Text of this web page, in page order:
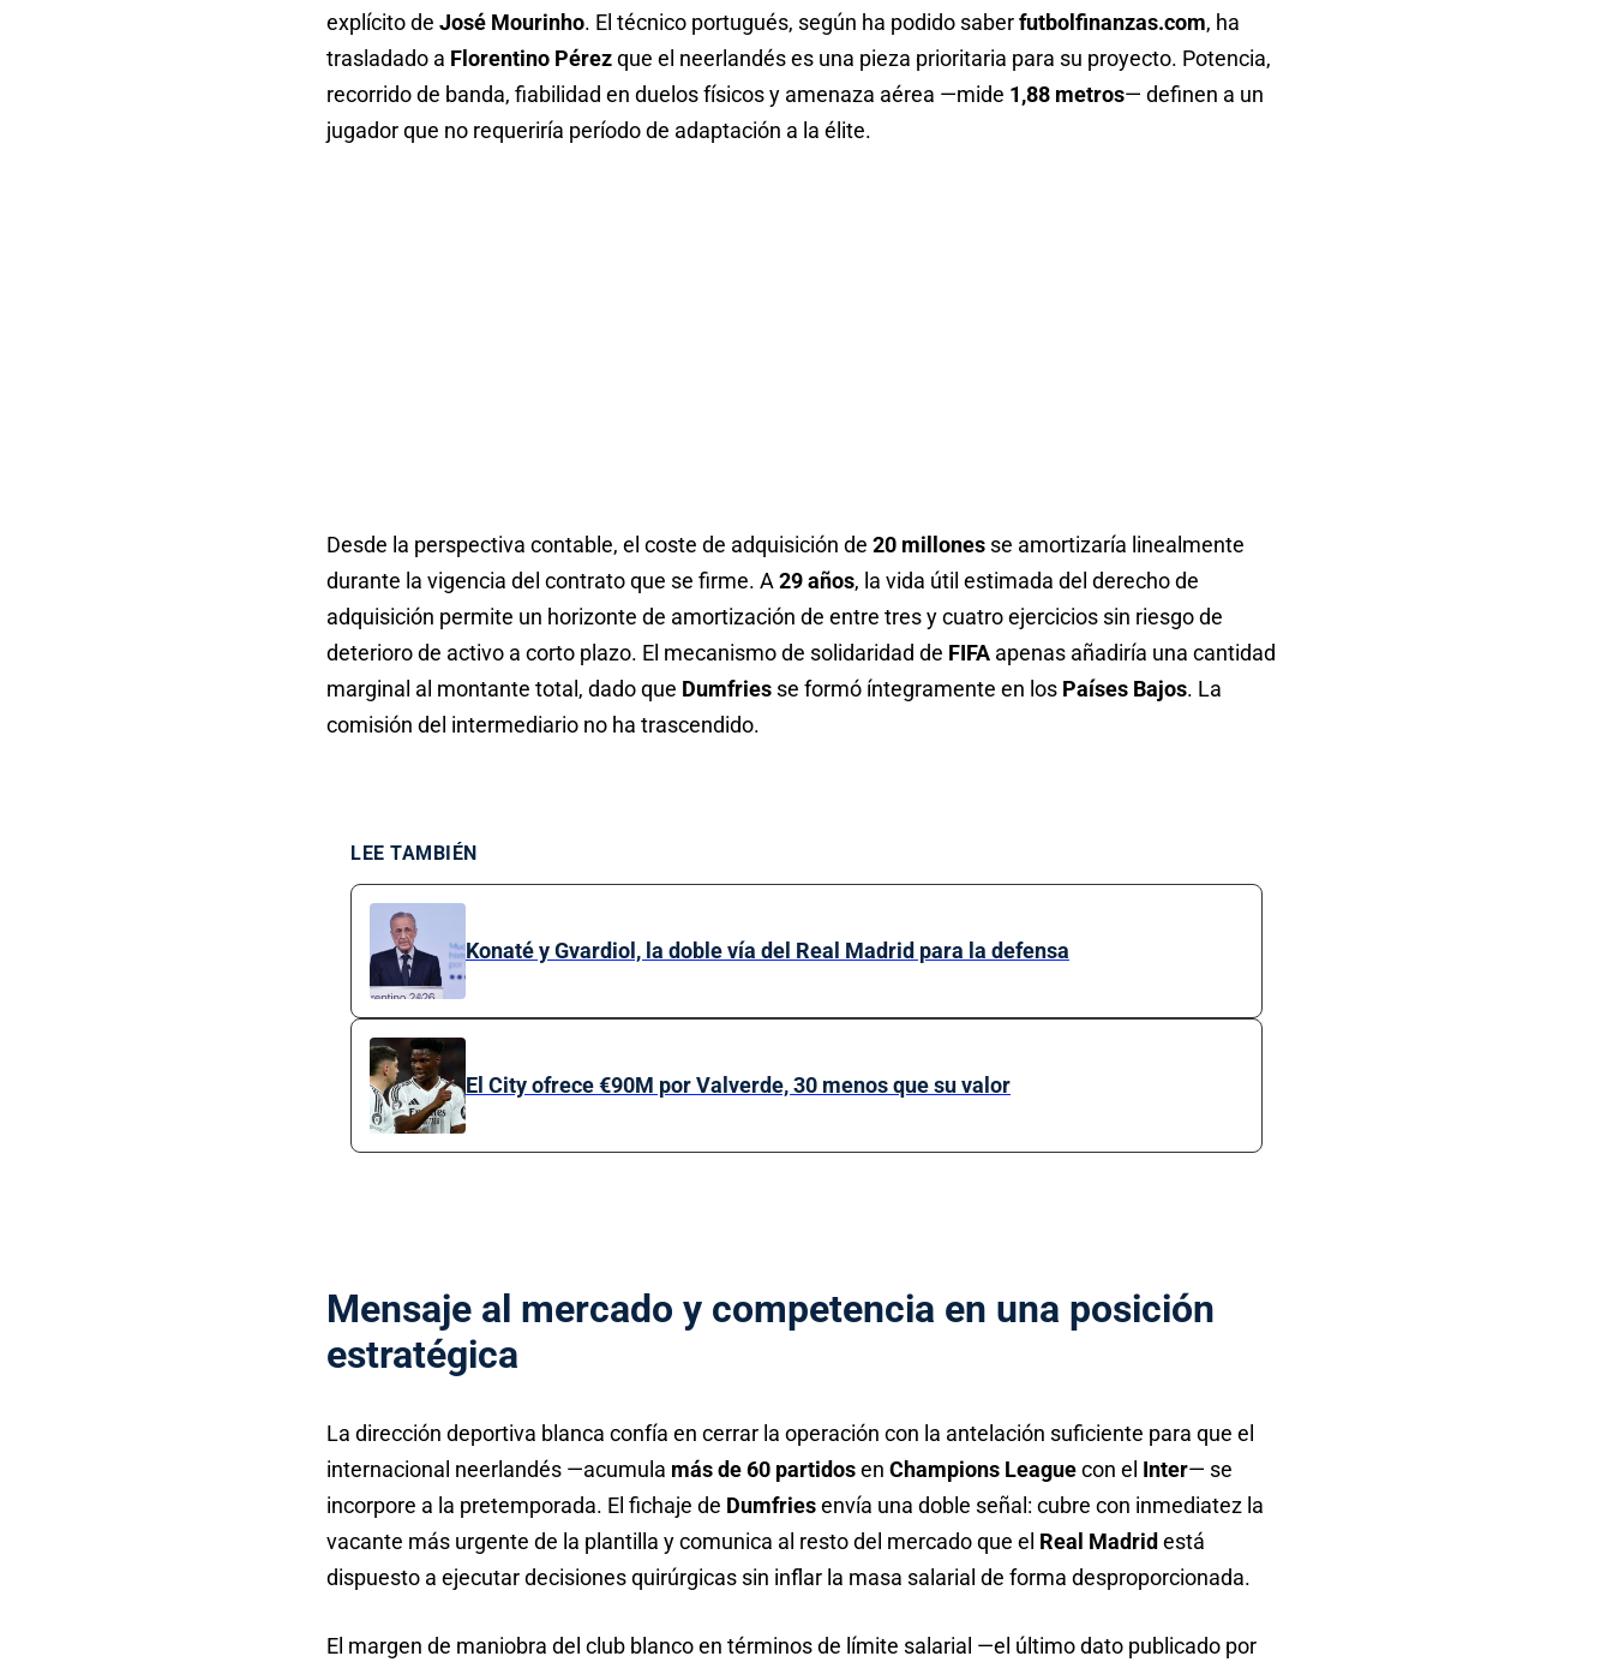
explícito de José Mourinho. El técnico portugués, según ha podido saberfutbolfinanzas.com, ha
trasladado a Florentino Pérezque el neerlandés es una pieza prioritaria para su proyecto. Potencia,
recorrido de banda, fiabilidad en duelos físicos y amenaza aérea —mide 1,88 metros— definen a un
jugador que no requeriría período de adaptación a la élite.
Desde la perspectiva contable, el coste de adquisición de 20 millones se amortizaría linealmente
durante la vigencia del contrato que se firme. A 29 años, la vida útil estimada del derecho de
adquisición permite un horizonte de amortización de entre tres y cuatro ejercicios sin riesgo de
deterioro de activo a corto plazo. El mecanismo de solidaridad de FIFA apenas añadiría una cantidad
marginal al montante total, dado que Dumfries se formó íntegramente en los Países Bajos. La
comisión del intermediario no ha trascendido.
LEE TAMBIÉN
Konaté y Gvardiol, la doble vía del Real Madrid para la defensa
El City ofrece €90M por Valverde, 30 menos que su valor
Mensaje al mercado y competencia en una posición
estratégica
La dirección deportiva blanca confía en cerrar la operación con la antelación suficiente para que el
internacional neerlandés —acumula más de 60 partidosen Champions Leaguecon el Inter— se
incorpore a la pretemporada. El fichaje de Dumfriesenvía una doble señal: cubre con inmediatez la
vacante más urgente de la plantilla y comunica al resto del mercado que el Real Madridestá
dispuesto a ejecutar decisiones quirúrgicas sin inflar la masa salarial de forma desproporcionada.
El margen de maniobra del club blanco en términos de límite salarial —el último dato publicado por